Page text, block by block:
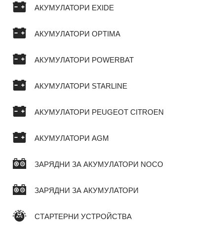
АКУМУЛАТОРИ EXIDE
АКУМУЛАТОРИ OPTIMA
АКУМУЛАТОРИ POWERBAT
АКУМУЛАТОРИ STARLINE
АКУМУЛАТОРИ PEUGEOT CITROEN
АКУМУЛАТОРИ AGM
ЗАРЯДНИ ЗА АКУМУЛАТОРИ NOCO
ЗАРЯДНИ ЗА АКУМУЛАТОРИ
СТАРТЕРНИ УСТРОЙСТВА